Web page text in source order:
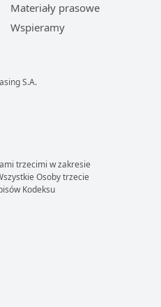
S.A.
trzecimi w zakresie
Osoby trzecie
Kodeksu
Materiały prasowe
Wspieramy